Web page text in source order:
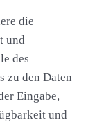
die
und
des
zu den Daten
Eingabe,
und